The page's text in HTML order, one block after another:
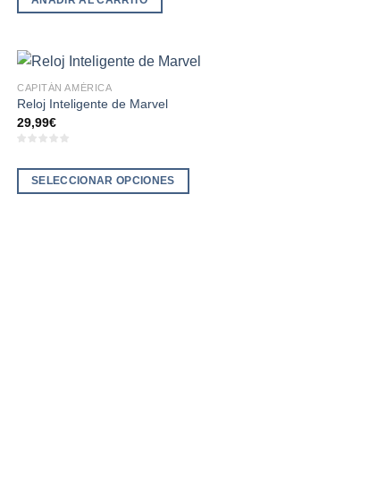
CAPITÁN AMÉRICA
Reloj Inteligente de Marvel
29,99€
SELECCIONAR OPCIONES